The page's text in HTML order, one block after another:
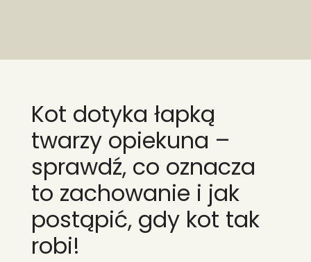
Kot dotyka łapką
twarzy opiekuna –
sprawdź, co oznacza
to zachowanie i jak
postąpić, gdy kot tak
robi!